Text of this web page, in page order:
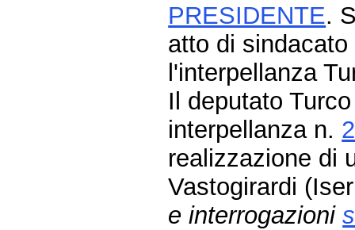
PRESIDENTE.
atto di
l'interpellanza
Il deputato
interpellanza n.
realizzazione di
Vastogirardi
e interrogazioni